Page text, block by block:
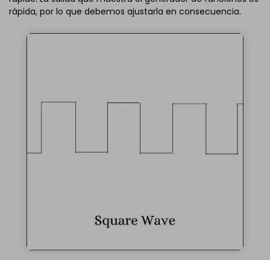
rápida, por lo que debemos ajustarla en consecuencia.